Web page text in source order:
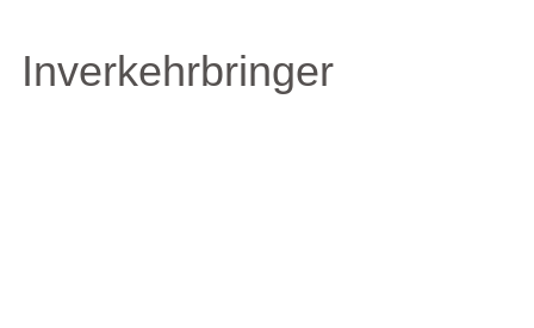
Inverkehrbringer